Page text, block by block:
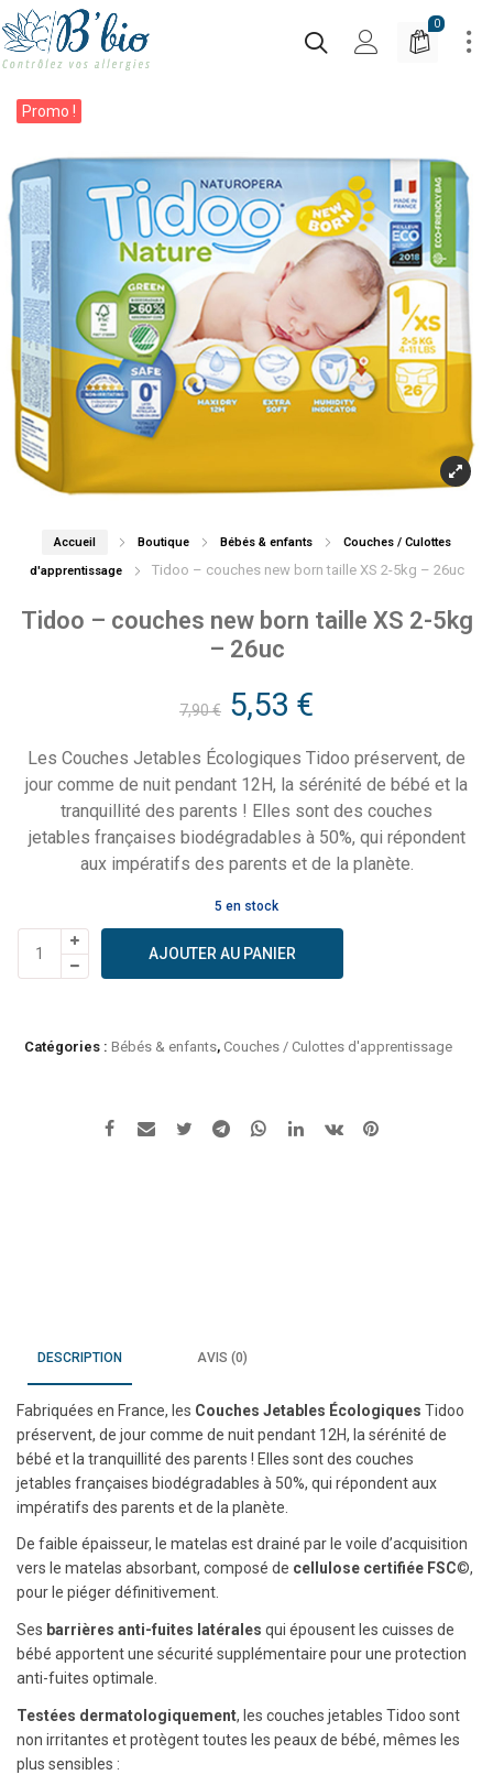
0
Promo !
Accueil Boutique Bébés & enfants
Couches / Culottes
d'apprentissage
Tidoo – couches new born taille XS 2-5kg – 26uc
Tidoo – couches new born taille XS 2-5kg
– 26uc
7,90€ Le
prix
initial
était :
7,90 €.
5,53 €
prix
actuel
est :
Les Couches Jetables Écologiques Tidoo préservent, de
jour comme de nuit pendant 12H, la sérénité de bébé et la
tranquillité des parents ! Elles sont des couches
jetables françaises biodégradables à 50%, qui répondent
aux impératifs des parents et de la planète.
5 en stock
quantité
de
new
AJOUTER AU PANIER
Catégories : Bébés & enfants, Couches / Culottes d'apprentissage
DESCRIPTION AVIS (0)
Fabriquées en France, les Couches Jetables Écologiques Tidoo
préservent, de jour comme de nuit pendant 12H, la sérénité de
bébé et la tranquillité des parents ! Elles sont des couches
jetables françaises biodégradables à 50%, qui répondent aux
impératifs des parents et de la planète.
De faible épaisseur, le matelas est drainé par le voile d’acquisition
vers le matelas absorbant, composé de cellulose certifiée FSC©,
pour le piéger définitivement.
Ses barrières anti-fuites latérales qui épousent les cuisses de
bébé apportent une sécurité supplémentaire pour une protection
anti-fuites optimale.
Testées dermatologiquement, les couches jetables Tidoo sont
non irritantes et protègent toutes les peaux de bébé, mêmes les
plus sensibles :